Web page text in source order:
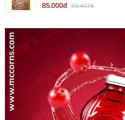
85.000đ 93.427đ